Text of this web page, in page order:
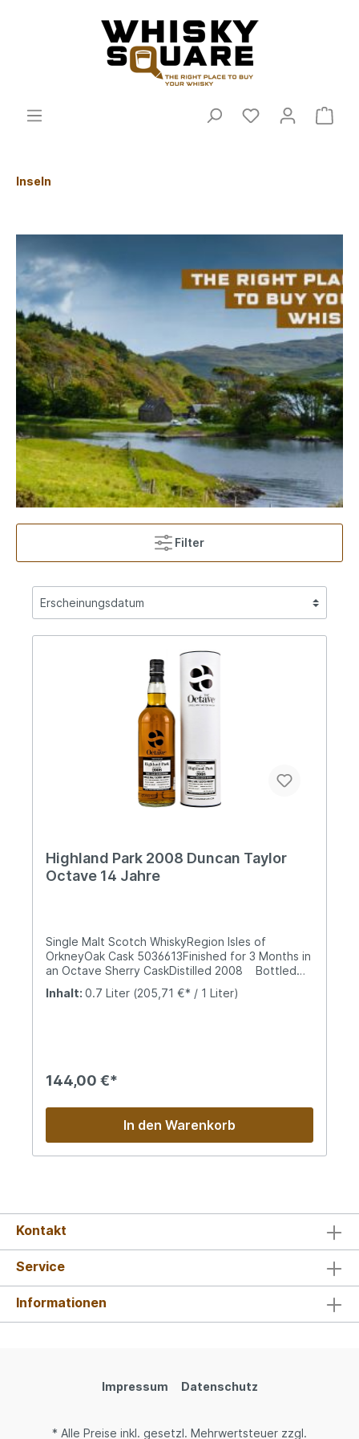
Inseln
Filter
Highland Park 2008 Duncan Taylor
Octave 14 Jahre
Single Malt Scotch WhiskyRegion Isles of
OrkneyOak Cask 5036613Finished for 3 Months in
an Octave Sherry CaskDistilled 2008 Bottled
FarbstoffAbgefüllt mit 54,3% Vol.Aroma:Honig,
Rauch.Finish:Reichhaltig, langanhaltend &
Inhalt: 0.7 Liter (205,71 €* / 1 Liter)
144,00 €*
In den Warenkorb
Kontakt
Service
Informationen
Impressum Datenschutz
* Alle Preise inkl. gesetzl. Mehrwertsteuer zzgl.